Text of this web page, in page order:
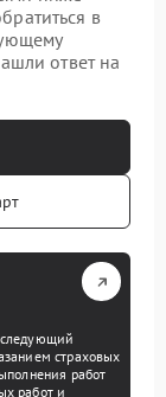
в
ответ на
страховых
работ
работ и